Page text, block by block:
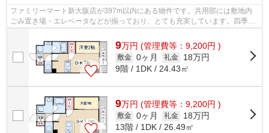
ファミリーマート新大阪店が397m以内にある物件です。共用部には敷地内
ごみ置き場・エレベータなどが揃っており、とても充実しています。四季
折々の風を感じられる通風良好な快適の物...
9万円 (管理費等：9,200円 )
敷金 0ヶ月 礼金
18万円
9階 / 1DK / 24.43㎡
9万円 (管理費等：9,200円 )
敷金 0ヶ月 礼金
18万円
13階 / 1DK / 26.49㎡